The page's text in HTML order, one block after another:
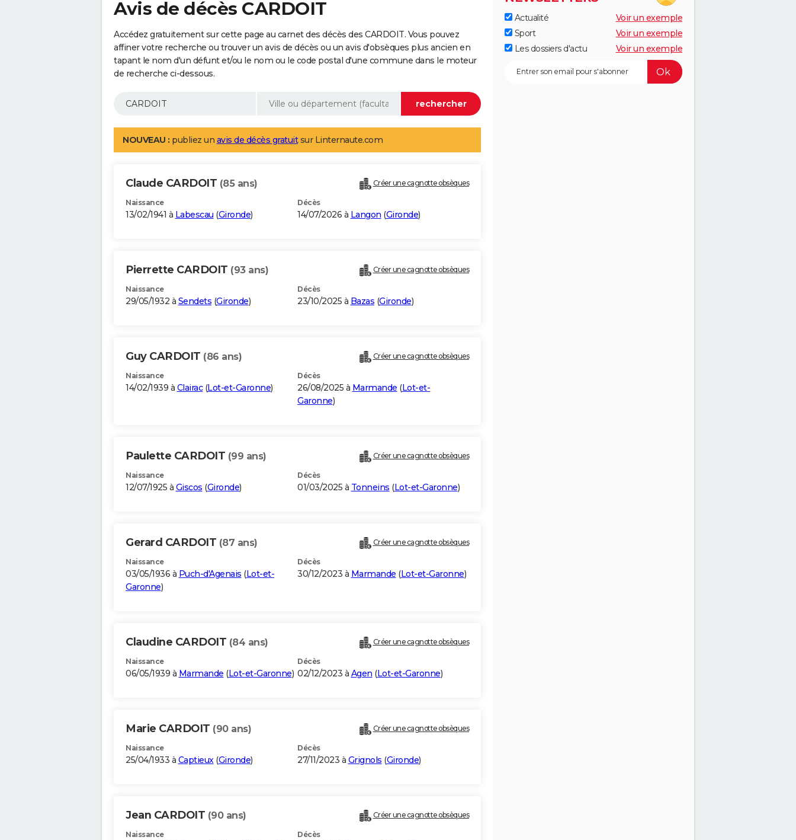
Avis de décès CARDOIT
Accédez gratuitement sur cette page au carnet des décès des CARDOIT. Vous pouvez
affiner votre recherche ou trouver un avis de décès ou un avis d'obsèques plus ancien en
tapant le nom d'un défunt et/ou le nom ou le code postal d'une commune dans le moteur
de recherche ci-dessous.
NOUVEAU : publiez un avis de décès gratuitsur Linternaute.com
Claude CARDOIT (85 ans) Créer une cagnotte obsèques
Naissance
13/02/1941 à Labescau (Gironde)
Décès
14/07/2026 à Langon (Gironde)
Pierrette CARDOIT (93 ans) Créer une cagnotte obsèques
Naissance
29/05/1932 à Sendets (Gironde)
Décès
23/10/2025 à Bazas (Gironde)
Guy CARDOIT (86 ans) Créer une cagnotte obsèques
Naissance
14/02/1939 à Clairac(Lot-et-Garonne)
Décès
26/08/2025 à Marmande (Lot-et-
Garonne)
Paulette CARDOIT (99 ans) Créer une cagnotte obsèques
Naissance
12/07/1925 à Giscos (Gironde)
Décès
01/03/2025 à Tonneins (Lot-et-Garonne)
Gerard CARDOIT (87 ans) Créer une cagnotte obsèques
Naissance
03/05/1936 à Puch-d'Agenais (Lot-et-
Garonne)
Décès
30/12/2023 à Marmande (Lot-et-Garonne)
Claudine CARDOIT (84 ans) Créer une cagnotte obsèques
Naissance
06/05/1939 à Marmande (Lot-et-Garonne)
Décès
02/12/2023 à Agen (Lot-et-Garonne)
Marie CARDOIT (90 ans) Créer une cagnotte obsèques
Naissance
25/04/1933 à Captieux(Gironde)
Décès
27/11/2023 à Grignols (Gironde)
Jean CARDOIT (90 ans) Créer une cagnotte obsèques
Naissance Décès
Actualité
Voir un exemple
Sport
Voir un exemple
Les dossiers d'actu
Voir un exemple